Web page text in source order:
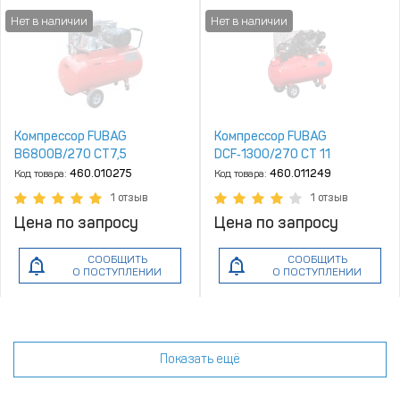
Компрессор FUBAG
B6800B/270 CT7,5
Код товара: 460.010275
1 отзыв
Цена по запросу
СООБЩИТЬ
О ПОСТУПЛЕНИИ
Компрессор FUBAG
DCF‑1300/270 CT 11
Код товара: 460.011249
1 отзыв
Цена по запросу
СООБЩИТЬ
О ПОСТУПЛЕНИИ
Показать ещё